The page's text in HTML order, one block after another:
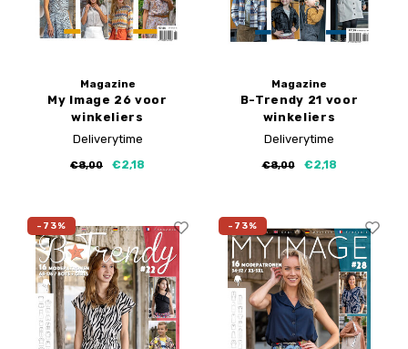
Magazine
My Image 26 voor
winkeliers
Deliverytime
€8,00 €2,18
Magazine
B-Trendy 21 voor
winkeliers
Deliverytime
€8,00 €2,18
-73% -73%